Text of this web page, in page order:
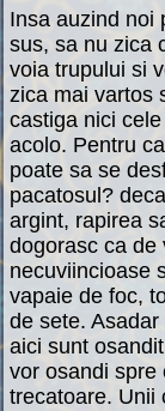
Insa auzind noi
sus, sa nu zica
voia trupului si
zica mai vartos
castiga nici
acolo. Pentru
poate sa se
pacatosul?
argint, rapirea
dogorasc ca de
necuviincioase
vapaie de foc,
de sete.
aici sunt
vor osandi spre
trecatoare. Unii